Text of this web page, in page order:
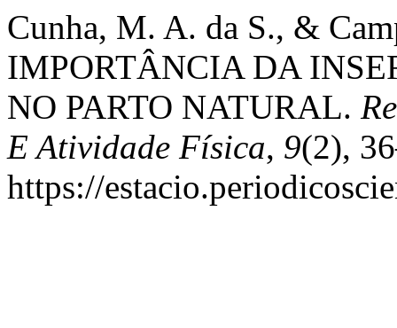
Cunha, M. A. da S., &
IMPORTÂNCIA DA
NO PARTO NATURAL.
E Atividade Física, 9(2),
https://